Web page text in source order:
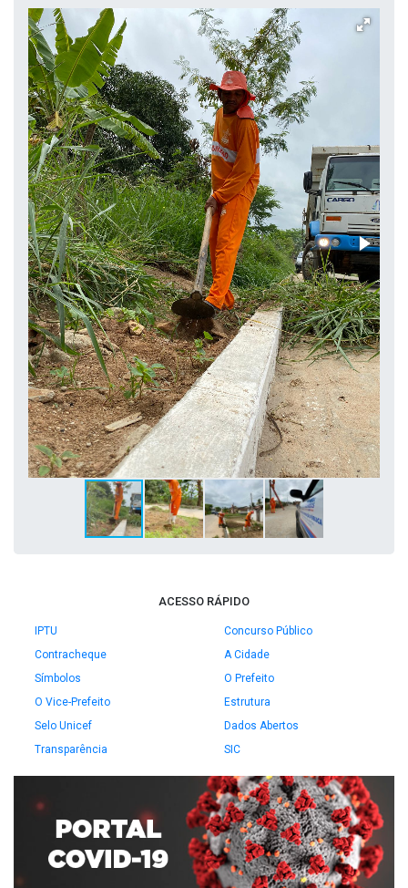
ACESSO RÁPIDO
IPTU
Concurso Público
Contracheque
A Cidade
Símbolos
O Prefeito
O Vice-Prefeito
Estrutura
Selo Unicef
Dados Abertos
Transparência
SIC